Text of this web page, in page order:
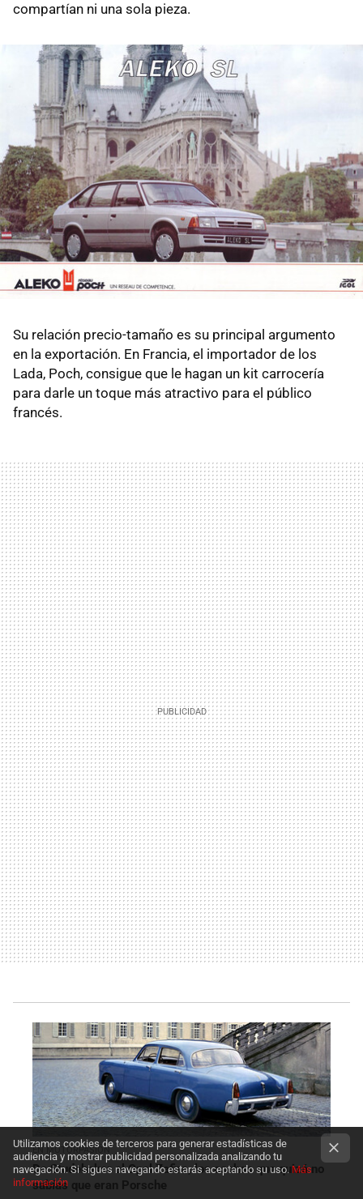
compartían ni una sola pieza.
Su relación precio-tamaño es su principal argumento
en la exportación. En Francia, el importador de los
Lada, Poch, consigue que le hagan un kit carrocería
para darle un toque más atractivo para el público
francés.
EN MOTORPASIÓN
De Studebaker al Opel Zafira, los coches que quizá no
sabías que eran Porsche
Utilizamos cookies de terceros para generar estadísticas de
audiencia y mostrar publicidad personalizada analizando tu
navegación. Si sigues navegando estarás aceptando su uso.Más
información